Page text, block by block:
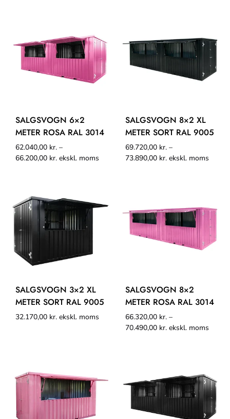
SALGSVOGN 6×2
METER ROSA RAL 3014
62.040,00 kr. –
66.200,00 kr. ekskl. moms
SALGSVOGN 8×2 XL
METER SORT RAL 9005
69.720,00 kr. –
73.890,00 kr. ekskl. moms
SALGSVOGN 3×2 XL
METER SORT RAL 9005
32.170,00 kr. ekskl. moms
SALGSVOGN 8×2
METER ROSA RAL 3014
66.320,00 kr. –
70.490,00 kr. ekskl. moms